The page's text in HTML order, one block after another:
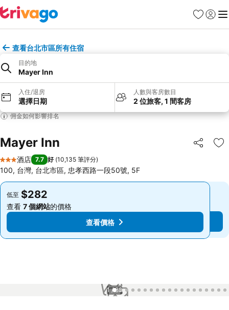
收藏夾
登入 選
查看台北市區所有住宿
目的地
Mayer Inn
入住/退房
選擇日期
人數與客房數目
2 位旅客, 1 間客房
佣金如何影響排名
Mayer Inn 分享
放
3 星級
酒店 7.7 好 (10,135 筆評分)
100, 台灣, 台北市區, 忠孝西路一段50號, 5F
低至 $282
查看 7 個網站的價格
查看價格
低至 $282
查看 7 個網站的價格
查看價格
1 / 88